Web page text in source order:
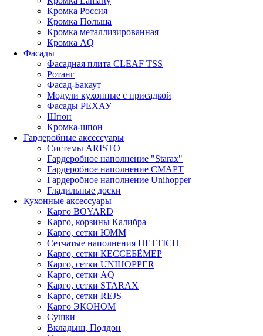
Кромка Россия
Кромка Польша
Кромка металлизированная
Кромка AQ
Фасады
Фасадная плита CLEAF TSS
Ротанг
Фасад-Бакаут
Модули кухонные с присадкой
Фасады РЕХАУ
Шпон
Кромка-шпон
Гардеробные аксессуары
Системы ARISTO
Гардеробное наполнение "Starax"
Гардеробное наполнение СМАРТ
Гардеробное наполнение Unihopper
Гладильные доски
Кухонные аксессуары
Карго BOYARD
Карго, корзины Калибра
Карго, сетки ЮММ
Сетчатые наполнения HETTICH
Карго, сетки КЕССЕБЁМЕР
Карго, сетки UNIHOPPER
Карго, сетки AQ
Карго, сетки STARAX
Карго, сетки REJS
Карго ЭКОНОМ
Сушки
Вкладыш, Поддон